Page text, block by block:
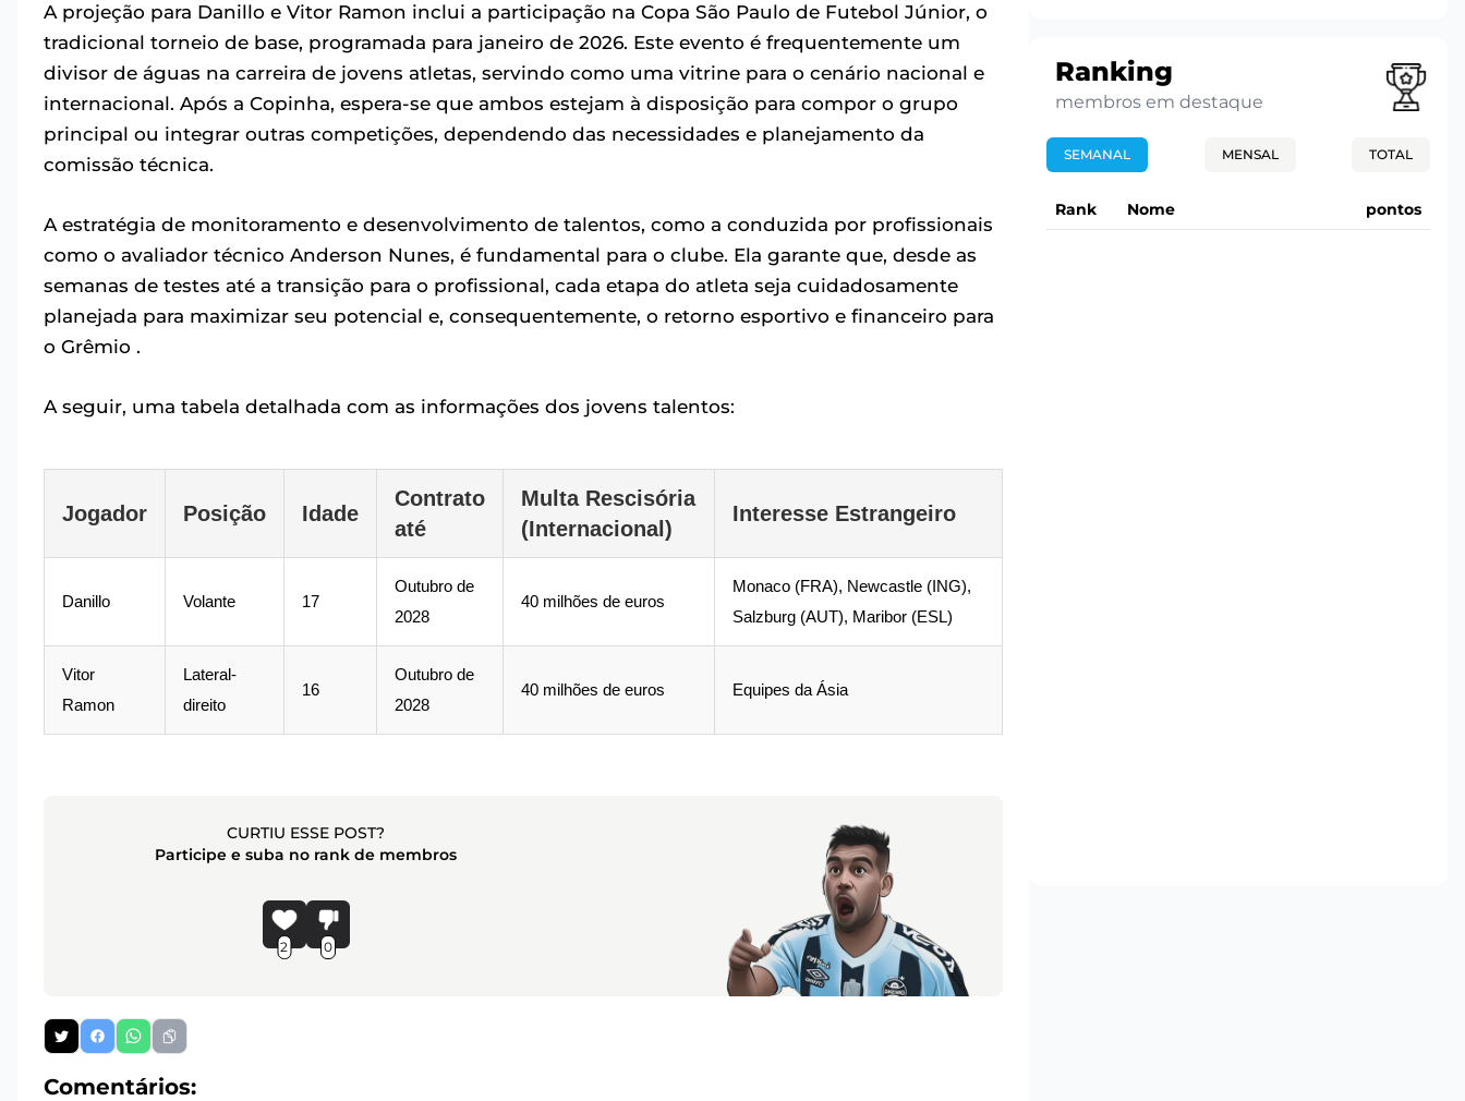
A projeção para Danillo e Vitor Ramon inclui a participação na Copa São Paulo de Futebol Júnior, o
tradicional torneio de base, programada para janeiro de 2026. Este evento é frequentemente um
divisor de águas na carreira de jovens atletas, servindo como uma vitrine para o cenário nacional e
internacional. Após a Copinha, espera-se que ambos estejam à disposição para compor o grupo
principal ou integrar outras competições, dependendo das necessidades e planejamento da
comissão técnica.
A estratégia de monitoramento e desenvolvimento de talentos, como a conduzida por profissionais
como o avaliador técnico Anderson Nunes, é fundamental para o clube. Ela garante que, desde as
semanas de testes até a transição para o profissional, cada etapa do atleta seja cuidadosamente
planejada para maximizar seu potencial e, consequentemente, o retorno esportivo e financeiro para
o Grêmio .
A seguir, uma tabela detalhada com as informações dos jovens talentos:
Jogador Posição Idade
Contrato
até
Multa Rescisória
(Internacional)
Interesse Estrangeiro
Danillo Volante 17
Outubro de
2028
40 milhões de euros
Monaco (FRA), Newcastle (ING),
Salzburg (AUT), Maribor (ESL)
Vitor
Ramon
Lateral-
direito
16
Outubro de
2028
40 milhões de euros Equipes da Ásia
CURTIU ESSE POST?
Participe e suba no rank de membros
2 0
Comentários:
Ranking
membros em destaque
SEMANAL MENSAL TOTAL
Rank Nome pontos